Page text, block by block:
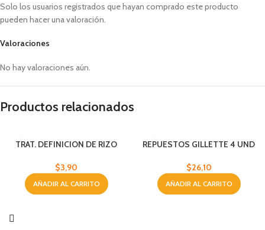
Valoraciones
No hay valoraciones aún.
Solo los usuarios registrados que hayan comprado este producto
pueden hacer una valoración.
Productos relacionados
TRAT. DEFINICION DE RIZO
$3,90
AÑADIR AL CARRITO
REPUESTOS GILLETTE 4 UND
$26,10
AÑADIR AL CARRITO